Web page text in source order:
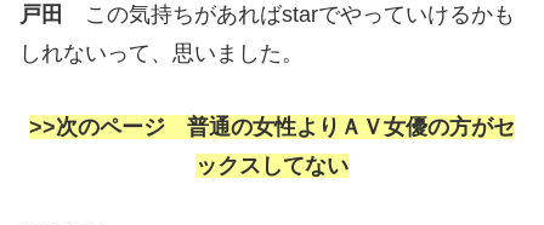
戸田
この気持ちがあればstarでやっていけるかも
しれないって、思いました。
>>次のページ 普通の女性よりＡＶ女優の方がセ
ックスしてない